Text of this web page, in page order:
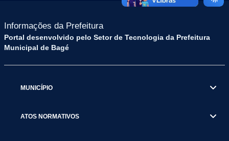
Informações da Prefeitura
Portal desenvolvido pelo Setor de Tecnologia da Prefeitura
Municipal de Bagé
MUNICÍPIO
ATOS NORMATIVOS